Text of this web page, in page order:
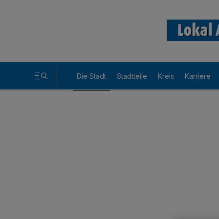
Die Stadt Stadtteile Kreis Karriere